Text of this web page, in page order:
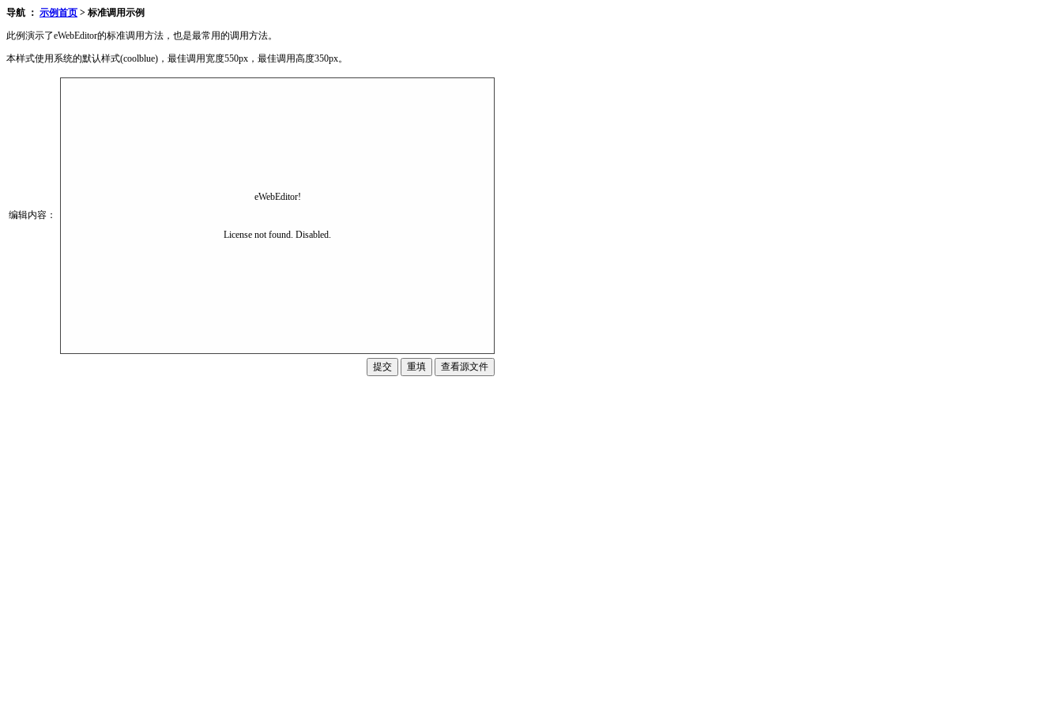
导航 ： 示例首页 > 标准调用示例
此例演示了eWebEditor的标准调用方法，也是最常用的调用方法。
本样式使用系统的默认样式(coolblue)，最佳调用宽度550px，最佳调用高度350px。
编辑内容：